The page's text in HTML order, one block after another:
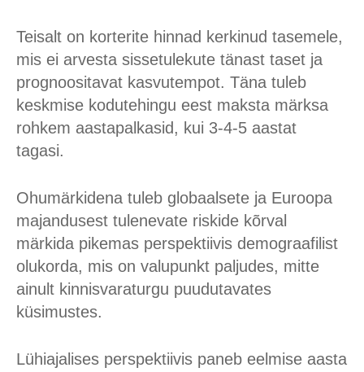
Teisalt on korterite hinnad kerkinud tasemele,
mis ei arvesta sissetulekute tänast taset ja
prognoositavat kasvutempot. Täna tuleb
keskmise kodutehingu eest maksta märksa
rohkem aastapalkasid, kui 3-4-5 aastat
tagasi.
Ohumärkidena tuleb globaalsete ja Euroopa
majandusest tulenevate riskide kõrval
märkida pikemas perspektiivis demograafilist
olukorda, mis on valupunkt paljudes, mitte
ainult kinnisvaraturgu puudutavates
küsimustes.
Lühiajalises perspektiivis paneb eelmise aasta